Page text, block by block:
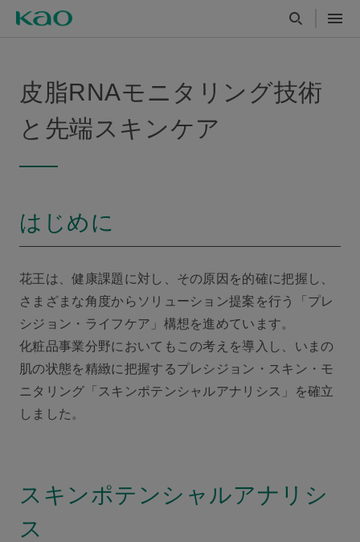
皮脂RNAモニタリング技術
と先端スキンケア
はじめに
花王は、健康課題に対し、その原因を的確に把握し、
さまざまな角度からソリューション提案を行う「プレ
シジョン・ライフケア」構想を進めています。
化粧品事業分野においてもこの考えを導入し、いまの
肌の状態を精緻に把握するプレシジョン・スキン・モ
ニタリング「スキンポテンシャルアナリシス」を確立
しました。
スキンポテンシャルアナリシ
ス